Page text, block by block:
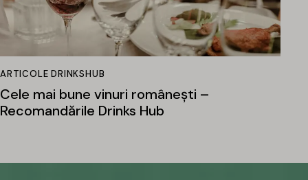
ARTICOLE DRINKSHUB
Cele mai bune vinuri românești –
Recomandările Drinks Hub